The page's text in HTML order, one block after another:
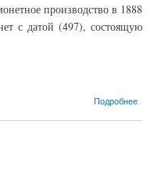
производство в 1888
с датой (497), состоящую
Подробнее